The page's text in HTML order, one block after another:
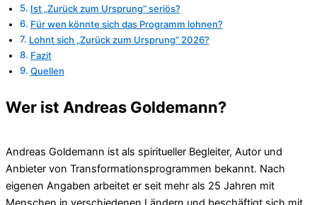
Ist „Zurück zum Ursprung“ seriös?
Für wen könnte sich das Programm lohnen?
Lohnt sich „Zurück zum Ursprung“ 2026?
Fazit
Quellen
Wer ist Andreas Goldemann?
Andreas Goldemann ist als spiritueller Begleiter, Autor und
Anbieter von Transformationsprogrammen bekannt. Nach
eigenen Angaben arbeitet er seit mehr als 25 Jahren mit